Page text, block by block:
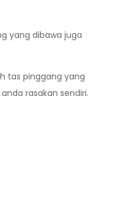
yang dibawa juga
tas pinggang yang
rasakan sendiri.